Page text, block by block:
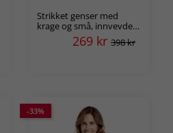
Strikket genser med
krage og små, innvevde
opphøyde prikker, Peggy
269 kr 398 kr
-33%